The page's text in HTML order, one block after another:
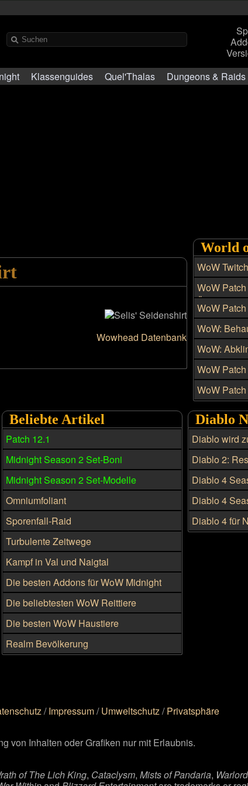
Klassenguides Quel'Thalas Dungeons & Raids
Wowhead Datenbank
World
WoW
des
WoW
WoW
neue
WoW:
WoW:
künftig
WoW
freischalten
WoW
Tiefen,
Beliebte Artikel
Patch 12.1
Midnight Season 2 Set-Boni
Midnight Season 2 Set-Modelle
Omniumfoliant
Sporenfall-Raid
Turbulente Zeitwege
Kampf in Val und Naigtal
Die besten Addons für WoW Midnight
Die beliebtesten WoW Reittiere
Die besten WoW Haustiere
Realm Bevölkerung
Diablo
Diablo wird
Infernal Path
Diablo 2:
Patchnotes
Diablo 4
Build für den
Diablo 4
Build - Die
Diablo 4 für
Preis und
/Impressum/Umweltschutz/Privatsphäre
von Inhalten oder Grafiken nur mit Erlaubnis.
of The Lich King, Cataclysm, Mists of Pandaria,